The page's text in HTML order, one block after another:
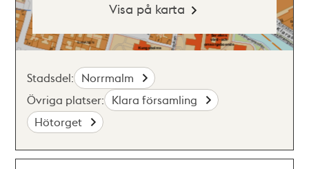
Visa på karta
Stadsdel: Norrmalm
Övriga platser: Klara församling
Hötorget